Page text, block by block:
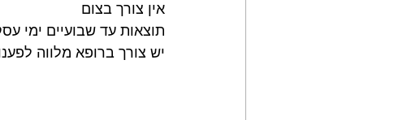
אין צורך בצום
תוצאות עד שבועיים ימי
יש צורך ברופא מלווה